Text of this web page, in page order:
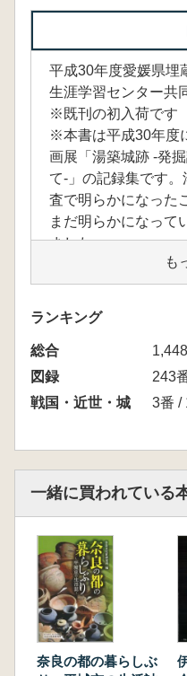
平成30年度愛媛県埋
生涯学習センター共
※既刊の初入荷です
※本書は平成30年度
画展「湯築城跡 -発
て-」の記録集です
査で明らかになった
まだ明らかになって
ました。
も
ランキング
総合
図録
243
戦国・近世・城
3番 /
一緒に買われている
奈良の都の暮らしぶ